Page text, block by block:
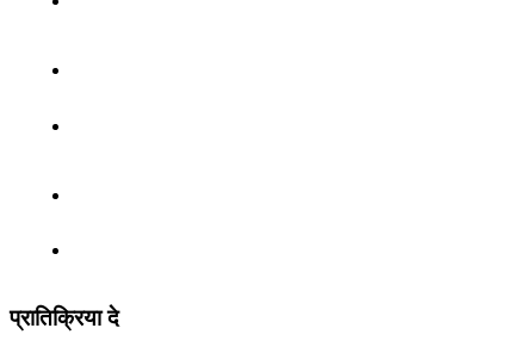
प्रातिक्रिया दे